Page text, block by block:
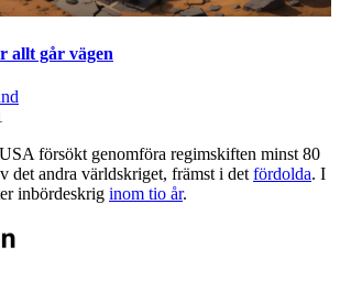
allt går vägen
försökt genomföra regimskiften minst 80
det andra världskriget, främst i det fördolda. I
inbördeskrig inom tio år.